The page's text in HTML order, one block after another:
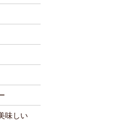
味しい